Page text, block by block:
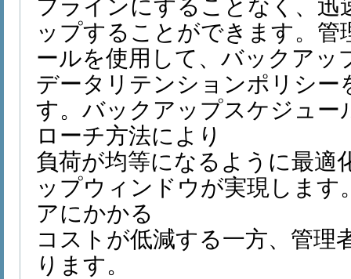
フラインにすることなく、迅
ップすることができます。管
ールを使用して、バックアッ
データリテンションポリシー
す。バックアップスケジュー
ローチ方法により
負荷が均等になるように最適
ップウィンドウが実現します
アにかかる
コストが低減する一方、管理
ります。